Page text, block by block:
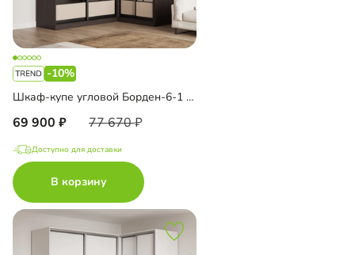
-10%
Шкаф-купе угловой Борден-6-1 1600
69 900 77 670
Доступно для доставки
В корзину